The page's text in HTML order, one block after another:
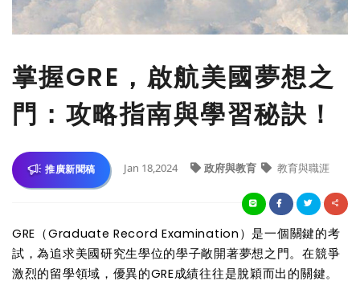
掌握GRE，啟航美國夢想之
門：攻略指南與學習秘訣！
推廣新聞稿 Jan 18,2024 政府與教育 教育與職涯
GRE（Graduate Record Examination）是一個關鍵的考
試，為追求美國研究生學位的學子敞開著夢想之門。在競爭
激烈的留學領域，優異的GRE成績往往是脫穎而出的關鍵。